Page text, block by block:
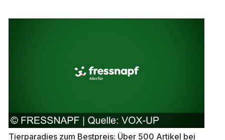
Tierparadies zum Bestpreis: Über 500 Artikel bei